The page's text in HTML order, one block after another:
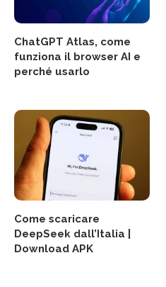
ChatGPT Atlas, come
funziona il browser AI e
perché usarlo
Come scaricare
DeepSeek dall’Italia |
Download APK